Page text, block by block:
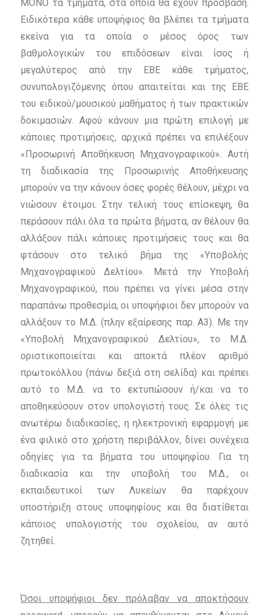
ΜΟΝΟ τα τμήματα, στα οποία θα έχουν πρόσβαση.
Ειδικότερα κάθε υποψήφιος θα βλέπει τα τμήματα
εκείνα για τα οποία ο μέσος όρος των
βαθμολογικών του επιδόσεων είναι ίσος ή
μεγαλύτερος από την ΕΒΕ κάθε τμήματος,
συνυπολογιζόμενης όπου απαιτείται και της ΕΒΕ
του ειδικού/μουσικού μαθήματος ή των πρακτικών
δοκιμασιών. Αφού κάνουν μια πρώτη επιλογή με
κάποιες προτιμήσεις, αρχικά πρέπει να επιλέξουν
«Προσωρινή Αποθήκευση Μηχανογραφικού». Αυτή
τη διαδικασία της Προσωρινής Αποθήκευσης
μπορούν να την κάνουν όσες φορές θέλουν, μέχρι να
νιώσουν έτοιμοι. Στην τελική τους επίσκεψη, θα
περάσουν πάλι όλα τα πρώτα βήματα, αν θέλουν θα
αλλάξουν πάλι κάποιες προτιμήσεις τους και θα
φτάσουν στο τελικό βήμα της «Υποβολής
Μηχανογραφικού Δελτίου». Μετά την Υποβολή
Μηχανογραφικού, που πρέπει να γίνει μέσα στην
παραπάνω προθεσμία, οι υποψήφιοι δεν μπορούν να
αλλάξουν το Μ.Δ. (πλην εξαίρεσης παρ. Α3). Με την
«Υποβολή Μηχανογραφικού Δελτίου», το Μ.Δ.
οριστικοποιείται και αποκτά πλέον αριθμό
πρωτοκόλλου (πάνω δεξιά στη σελίδα) και πρέπει
αυτό το Μ.Δ. να το εκτυπώσουν ή/και να το
αποθηκεύσουν στον υπολογιστή τους. Σε όλες τις
ανωτέρω διαδικασίες, η ηλεκτρονική εφαρμογή με
ένα φιλικό στο χρήστη περιβάλλον, δίνει συνέχεια
οδηγίες για τα βήματα του υποψηφίου. Για τη
διαδικασία και την υποβολή του Μ.Δ., οι
εκπαιδευτικοί των Λυκείων θα παρέχουν
υποστήριξη στους υποψηφίους και θα διατίθεται
κάποιος υπολογιστής του σχολείου, αν αυτό
ζητηθεί.
Όσοι υποψήφιοι δεν πρόλαβαν να αποκτήσουν